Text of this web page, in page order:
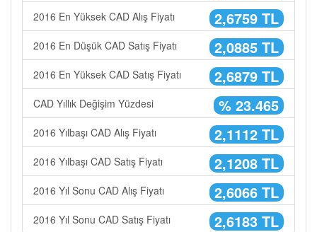
2,6759 TL
2016 En Yüksek CAD Alış Fiyatı
2,0885 TL
2016 En Düşük CAD Satış Fiyatı
2,6879 TL
2016 En Yüksek CAD Satış Fiyatı
% 23.465
CAD Yıllık Değişim Yüzdesi
2,1112 TL
2016 Yılbaşı CAD Alış Fiyatı
2,1208 TL
2016 Yılbaşı CAD Satış Fiyatı
2,6066 TL
2016 Yıl Sonu CAD Alış Fiyatı
2,6183 TL
2016 Yıl Sonu CAD Satış Fiyatı